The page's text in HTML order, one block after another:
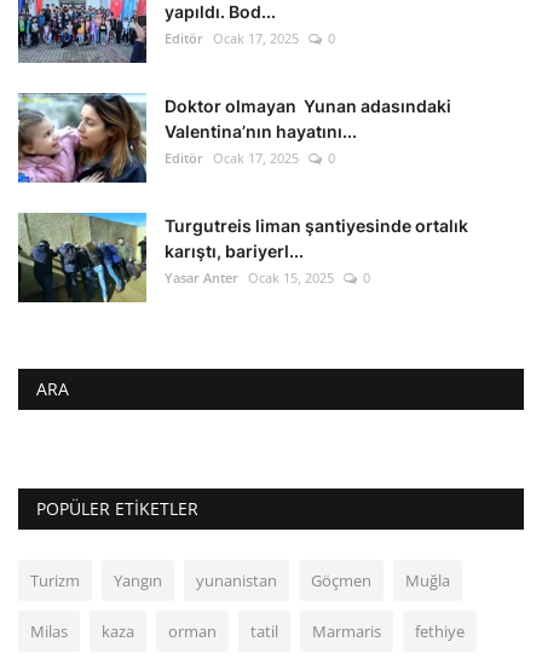
yapıldı. Bod...
Editör Ocak 17, 2025 0
Doktor olmayan Yunan adasındaki
Valentina’nın hayatını...
Editör Ocak 17, 2025 0
Turgutreis liman şantiyesinde ortalık
karıştı, bariyerl...
Yasar Anter Ocak 15, 2025 0
ARA
POPÜLER ETIKETLER
Turizm Yangın yunanistan Göçmen Muğla
Milas kaza orman tatil Marmaris fethiye